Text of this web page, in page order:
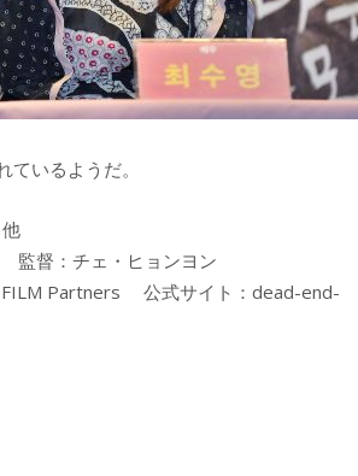
いるようだ。
監督：チェ・ヒョンヨン
Partners 公式サイト：dead-end-